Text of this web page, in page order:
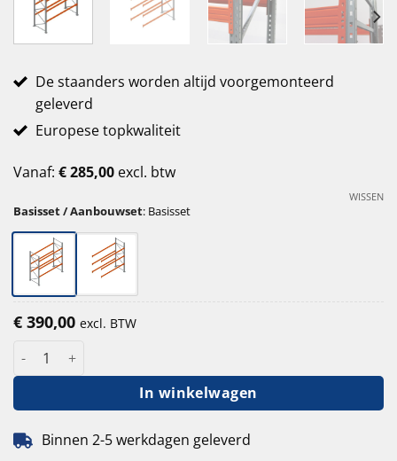
De staanders worden altijd voorgemonteerd
geleverd
Europese topkwaliteit
Vanaf: €285,00 excl. btw
Basisset / Aanbouwset: Basisset
WISSEN
€ 390,00 excl. BTW
Palletstelling Esnova 300 cm hoog - 110 cm diep - 270 cm
In winkelwagen
Binnen 2-5 werkdagen geleverd